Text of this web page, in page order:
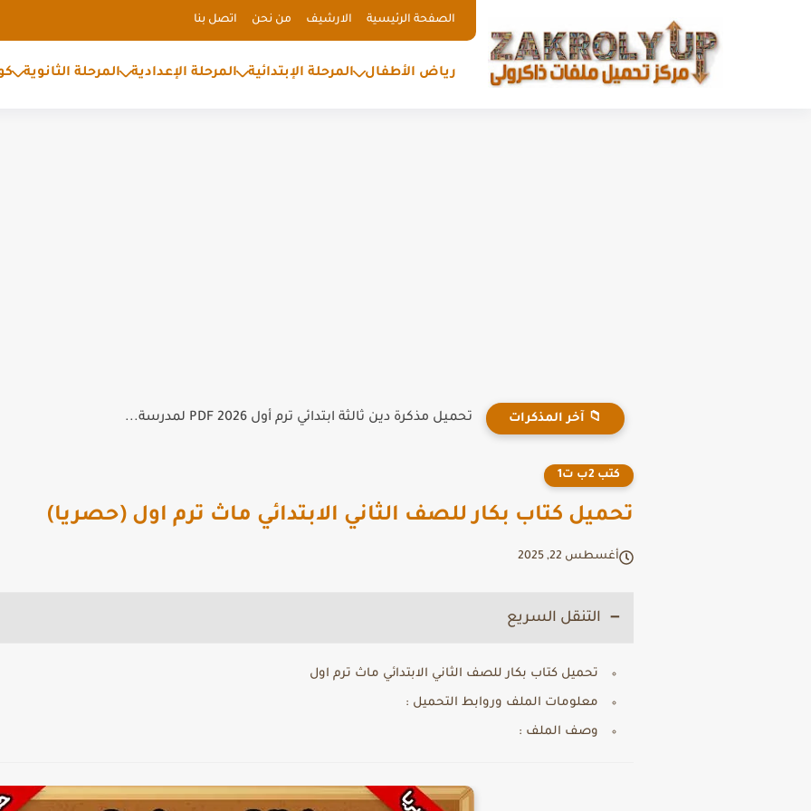
الصفحة الرئيسية الارشيف من نحن اتصل بنا
رياض الأطفال المرحلة الإبتدائية المرحلة الإعدادية المرحلة الثانوية
📁 آخر المذكرات تحميل مذكرة دين ثالثة ابتدائي ترم أول 2026 PDF لمدرسة...
كتب 2ب ت1
تحميل كتاب بكار للصف الثاني الابتدائي ماث ترم اول (حصريا)
أغسطس 22, 2025
التنقل السريع
تحميل كتاب بكار للصف الثاني الابتدائي ماث ترم اول
معلومات الملف وروابط التحميل :
وصف الملف :